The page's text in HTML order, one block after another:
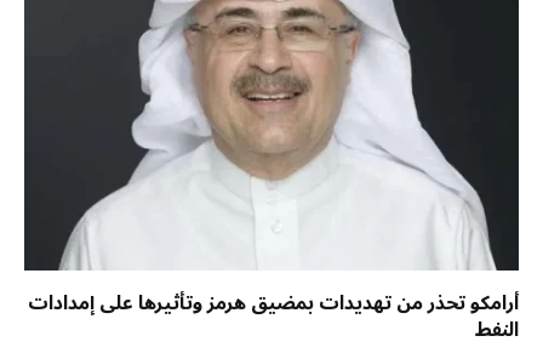
أرامكو تحذر من تهديدات بمضيق هرمز وتأثيرها على إمدادات
النفط